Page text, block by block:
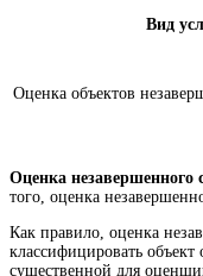
Вид
Оценка объектов
Оценка незавершенного
того, оценка
Как правило, оценка
классифицировать объект
существенной для